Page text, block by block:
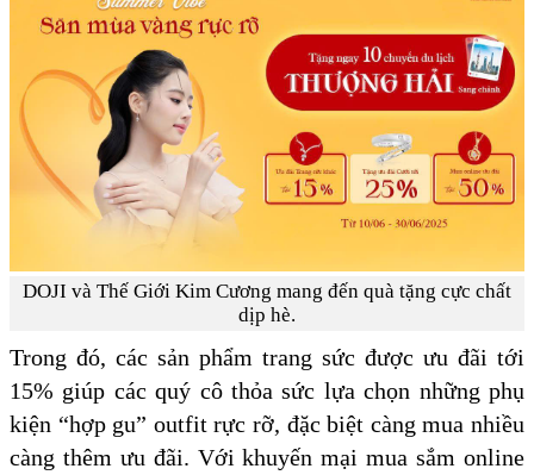
DOJI và Thế Giới Kim Cương mang đến quà tặng cực chất
dịp hè.
Trong đó, các sản phẩm trang sức được ưu đãi tới
15% giúp các quý cô thỏa sức lựa chọn những phụ
kiện “hợp gu” outfit rực rỡ, đặc biệt càng mua nhiều
càng thêm ưu đãi. Với khuyến mại mua sắm online